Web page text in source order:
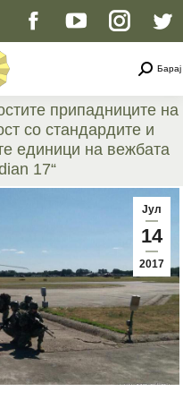
Facebook
opens
in
new
YouTube
opens
in
new
page
opens
in
new
window
Барај
припадниците на
со стандардите и
единици на вежбата
17“
are here:
Јул
14
2017